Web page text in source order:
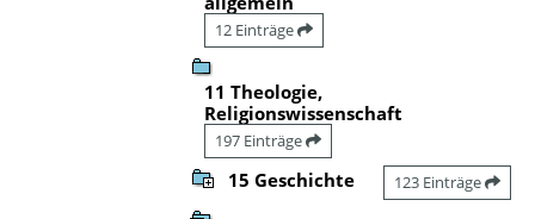
12 Einträge
11 Theologie,
Religionswissenschaft
197 Einträge
15 Geschichte 123 Einträge